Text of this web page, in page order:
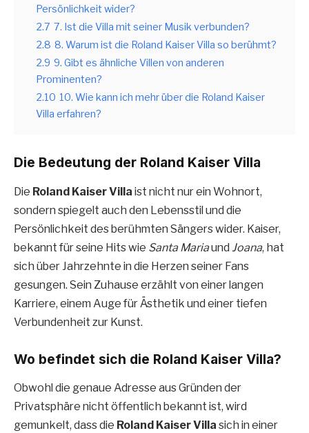
Persönlichkeit wider?
2.7 7. Ist die Villa mit seiner Musik verbunden?
2.8 8. Warum ist die Roland Kaiser Villa so berühmt?
2.9 9. Gibt es ähnliche Villen von anderen
Prominenten?
2.10 10. Wie kann ich mehr über die Roland Kaiser
Villa erfahren?
Die Bedeutung der Roland Kaiser Villa
Die Roland Kaiser Villa ist nicht nur ein Wohnort,
sondern spiegelt auch den Lebensstil und die
Persönlichkeit des berühmten Sängers wider. Kaiser,
bekannt für seine Hits wie Santa Mariaund Joana, hat
sich über Jahrzehnte in die Herzen seiner Fans
gesungen. Sein Zuhause erzählt von einer langen
Karriere, einem Auge für Ästhetik und einer tiefen
Verbundenheit zur Kunst.
Wo befindet sich die Roland Kaiser Villa?
Obwohl die genaue Adresse aus Gründen der
Privatsphäre nicht öffentlich bekannt ist, wird
gemunkelt, dass die Roland Kaiser Villa sich in einer